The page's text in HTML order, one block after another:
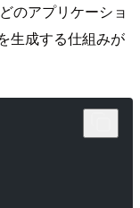
のアプリケーショ
生成する仕組みが